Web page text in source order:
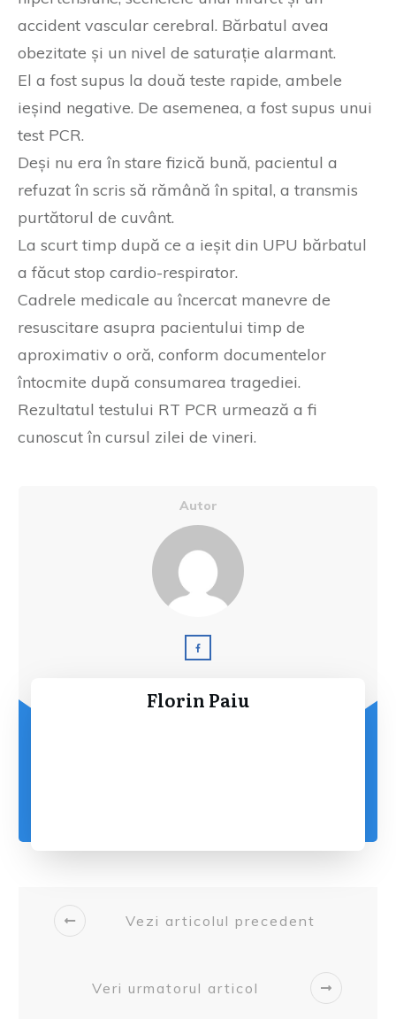
accident vascular cerebral. Bărbatul avea
obezitate și un nivel de saturație alarmant.
El a fost supus la două teste rapide, ambele
ieșind negative. De asemenea, a fost supus unui
test PCR.
Deși nu era în stare fizică bună, pacientul a
refuzat în scris să rămână în spital, a transmis
purtătorul de cuvânt.
La scurt timp după ce a ieșit din UPU bărbatul
a făcut stop cardio-respirator.
Cadrele medicale au încercat manevre de
resuscitare asupra pacientului timp de
aproximativ o oră, conform documentelor
întocmite după consumarea tragediei.
Rezultatul testului RT PCR urmează a fi
cunoscut în cursul zilei de vineri.
Autor
Florin Paiu
Vezi articolul precedent
Veri urmatorul articol